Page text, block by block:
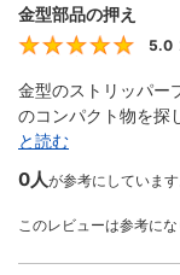
金型部品の押え
5.0
金型のストリッパー
のコンパクト物を探
と読む
0人が参考にしています
このレビューは参考に